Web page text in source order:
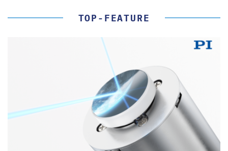
TOP-FEATURE